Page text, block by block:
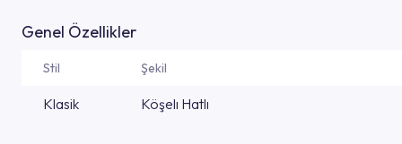
Genel Özellikler
Stil Şekil
Klasik Köşelı Hatlı